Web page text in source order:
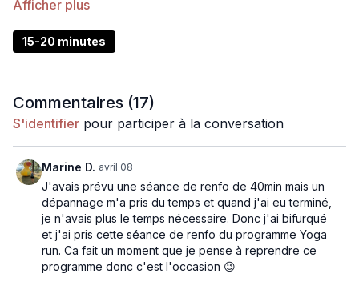
15-20 minutes
Commentaires (17)
S'identifier pour participer à la conversation
Marine D. avril 08
J'avais prévu une séance de renfo de 40min mais un
dépannage m'a pris du temps et quand j'ai eu terminé,
je n'avais plus le temps nécessaire. Donc j'ai bifurqué
et j'ai pris cette séance de renfo du programme Yoga
run. Ca fait un moment que je pense à reprendre ce
programme donc c'est l'occasion 😉